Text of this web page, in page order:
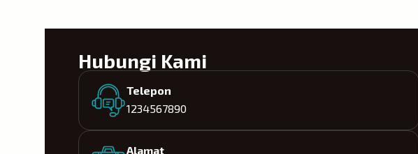
Hubungi Kami
Telepon
1234567890
Alamat